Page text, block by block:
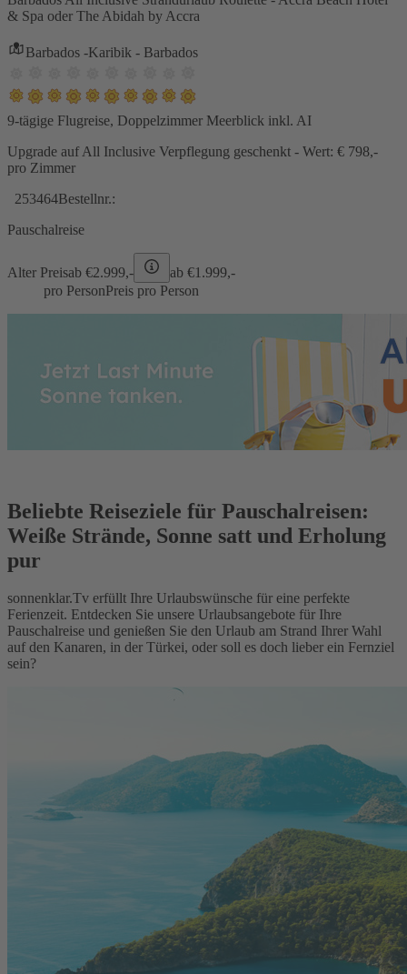
& Spa oder The Abidah by Accra
Barbados -Karibik - Barbados
9-tägige Flugreise, Doppelzimmer Meerblick inkl. AI
Upgrade auf All Inclusive Verpflegung geschenkt - Wert: € 798,-
pro Zimmer
253464Bestellnr.:
Pauschalreise
Alter Preisab €2.999,- ab €1.999,-
pro PersonPreis pro Person
Beliebte Reiseziele für Pauschalreisen:
Weiße Strände, Sonne satt und Erholung
pur
sonnenklar.Tv erfüllt Ihre Urlaubswünsche für eine perfekte
Ferienzeit. Entdecken Sie unsere Urlaubsangebote für Ihre
Pauschalreise und genießen Sie den Urlaub am Strand Ihrer Wahl
auf den Kanaren, in der Türkei, oder soll es doch lieber ein Fernziel
sein?